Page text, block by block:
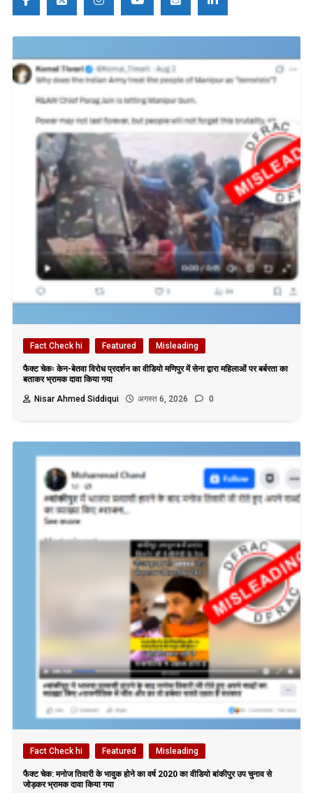
Fact Check hi Featured Misleading
फैक्ट चेकः केन-बेतवा विरोध प्रदर्शन का वीडियो मणिपुर में सेना द्वारा महिलाओं पर बर्बरता का
बताकर भ्रामक दावा किया गया
Nisar Ahmed Siddiqui
अगस्त 6, 2026 0
Fact Check hi Featured Misleading
फैक्ट चेक: मनोज तिवारी के भावुक होने का वर्ष 2020 का वीडियो बांकीपुर उप चुनाव से
जोड़कर भ्रामक दावा किया गया